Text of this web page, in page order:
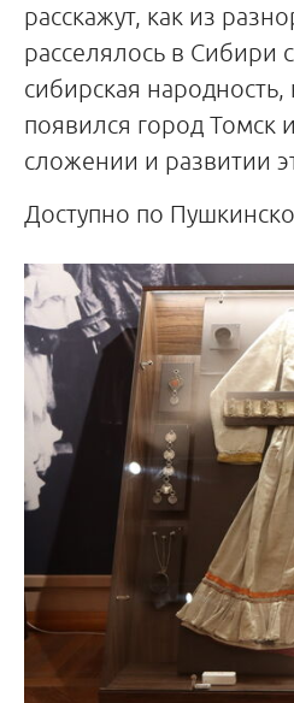
расскажут, как из
расселялось в Сибири
сибирская
появился город Томск
сложении и развитии
Доступно по